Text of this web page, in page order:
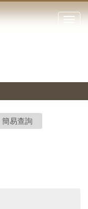
點
閉
站
停、
圖
圖
結
簡易查詢